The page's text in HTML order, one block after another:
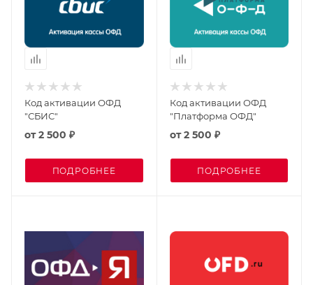
Код активации ОФД
"СБИС"
от2 500 ₽
ПОДРОБНЕЕ
Код активации ОФД
"Платформа ОФД"
от2 500 ₽
ПОДРОБНЕЕ